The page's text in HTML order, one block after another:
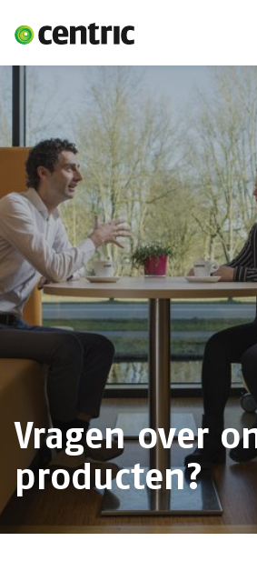
Oplossingen
Branches
Over Centric
Contact
Careers
Insights
Vragen over
producten?